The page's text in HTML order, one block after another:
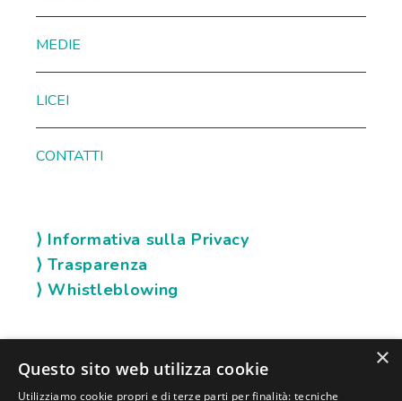
MEDIE
LICEI
CONTATTI
⟩ Informativa sulla Privacy
⟩ Trasparenza
⟩ Whistleblowing
SOCIAL KARIS ×
Questo sito web utilizza cookie
Utilizziamo cookie propri e di terze parti per finalità: tecniche